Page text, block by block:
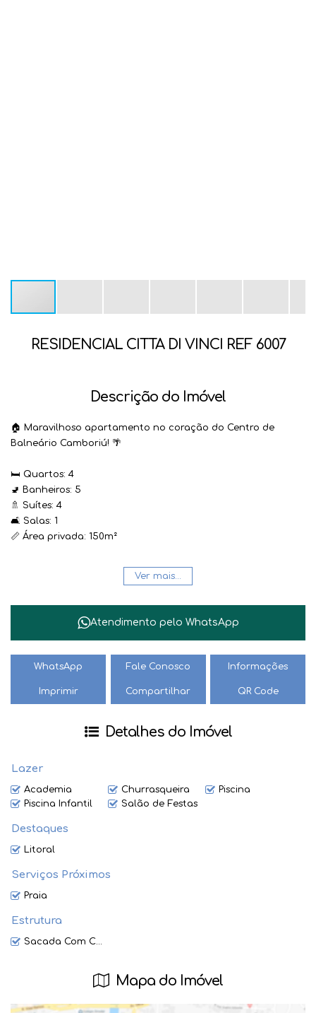
RESIDENCIAL CITTA DI VINCI REF 6007
Descrição do Imóvel
🏠 Maravilhoso apartamento no coração do Centro de
Balneário Camboriú! 🌴
🛏️ Quartos: 4
🚽 Banheiros: 5
🚿 Suítes: 4
🛋️ Salas: 1
📏 Área privada: 150m²
✨ Este imóvel residencial é perfeito para quem busca luxo e
conforto em um dos destinos mais desejados do litoral
apartamento é ideal para famílias que valorizam um estilo
de vida sofisticado e prático.
🌅 A localização privilegiada permite fácil acesso às praias,
muito mais conveniente e agradável.
Não perca a oportunidade de viver em grande estilo em
Balneário Camboriú! Entre em contato conosco e agende
Ver mais...
Atendimento pelo WhatsApp
WhatsApp Fale Conosco Informações
Imprimir Compartilhar QR Code
Detalhes do Imóvel
Lazer
Academia Churrasqueira
Piscina
Piscina Infantil
Salão de Festas
Destaques
Litoral
Serviços Próximos
Praia
Estrutura
Sacada Com Churrasqueira
Mapa do Imóvel